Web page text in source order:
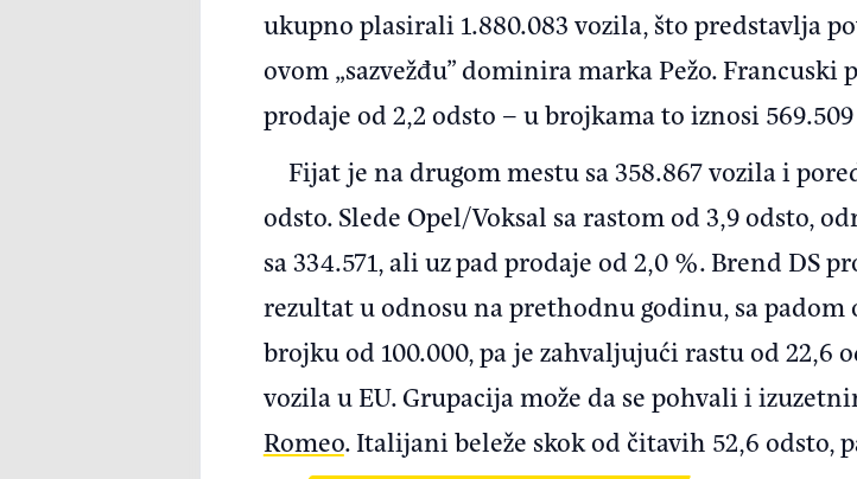
ukupno plasirali 1.880.083 vozila, što predstavlja
ovom „sazvežđu” dominira marka Pežo.
prodaje od 2,2 odsto – u brojkama to iznosi
Fijat je na drugom mestu sa 358.867 vozila i
odsto. Slede Opel/Voksal sa rastom od 3,9 odsto,
sa 334.571, ali uz pad prodaje od 2,0 %. Brend
rezultat u odnosu na prethodnu godinu, sa padom
brojku od 100.000, pa je zahvaljujući rastu od 22,6
vozila u EU. Grupacija može da se pohvali i
Romeo. Italijani beleže skok od čitavih 52,6 odsto,